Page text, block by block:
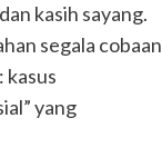
kasih sayang.
segala cobaan
kasus
yang